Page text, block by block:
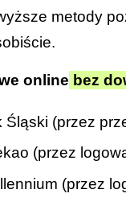
metody
online bez
Śląski (przez
(przez
(przez